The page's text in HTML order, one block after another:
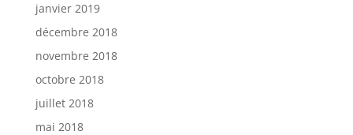
janvier 2019
décembre 2018
novembre 2018
octobre 2018
juillet 2018
mai 2018